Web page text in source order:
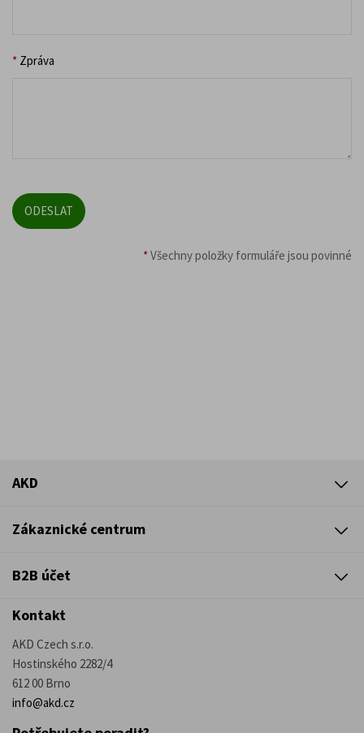
* Zpráva
*Všechny položky formuláře jsou povinné
AKD
Zákaznické centrum
B2B účet
Kontakt
AKD Czech s.r.o.
Hostinského 2282/4
612 00 Brno
info@akd.cz